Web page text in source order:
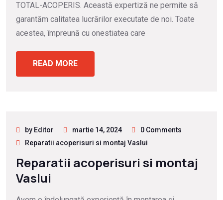
TOTAL-ACOPERIS. Această expertiză ne permite să
garantăm calitatea lucrărilor executate de noi. Toate
acestea, împreună cu onestiatea care
READ MORE
by Editor martie 14, 2024
0 Comments
Reparatii acoperisuri si montaj Vaslui
Reparatii acoperisuri si montaj
Vaslui